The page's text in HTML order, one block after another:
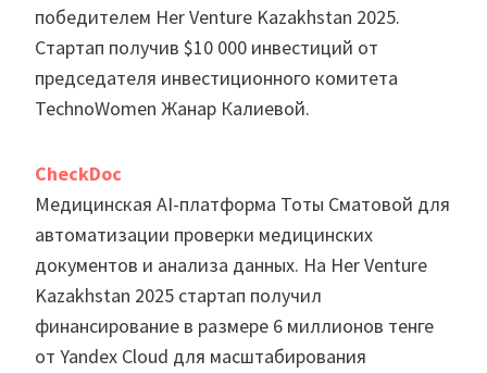
победителем Her Venture Kazakhstan 2025.
Стартап получив $10 000 инвестиций от
председателя инвестиционного комитета
TechnoWomen Жанар Калиевой.
CheckDoc
Медицинская AI-платформа Тоты Сматовой для
автоматизации проверки медицинских
документов и анализа данных. На Her Venture
Kazakhstan 2025 стартап получил
финансирование в размере 6 миллионов тенге
от Yandex Cloud для масштабирования